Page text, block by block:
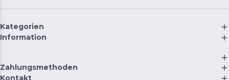
Kategorien
Information
Zahlungsmethoden
Kontakt